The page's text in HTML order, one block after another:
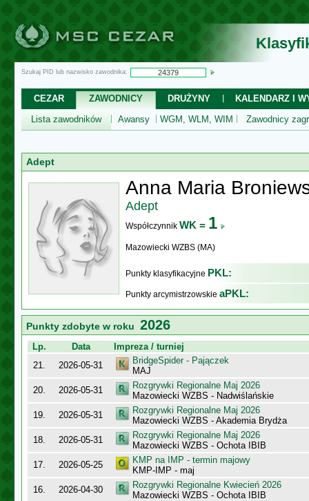
Szukaj PID lub nazwisko zawodnika:
CEZAR ZAWODNICY DRUŻYNY
KALENDARZ I
Lista zawodników
Awansy WGM, WLM, WIM Zawodnicy
Adept
Anna Maria
Adept
Współczynnik WK = 1
Mazowiecki WZBS (MA)
Punkty klasyfikacyjne PKL:
Punkty arcymistrzowskie aPKL:
Punkty zdobyte w roku 2026
Lp. Data
Impreza / turniej
21.
2026-05-31
BridgeSpider - Pajączek
MAJ
20.
2026-05-31
Rozgrywki Regionalne Maj 2026
Mazowiecki WZBS - Nadwiślańskie
19.
2026-05-31
Rozgrywki Regionalne Maj 2026
Mazowiecki WZBS - Akademia Brydża
18.
2026-05-31
Rozgrywki Regionalne Maj 2026
Mazowiecki WZBS - Ochota IBIB
17.
2026-05-25
KMP na IMP - termin majowy
KMP-IMP - maj
16.
2026-04-30
Rozgrywki Regionalne Kwiecień 2026
Mazowiecki WZBS - Ochota IBIB